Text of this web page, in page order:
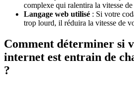
complexe qui ralentira la vitesse
Langage web utilisé : Si votre
trop lourd, il réduira la vitesse de
Comment déterminer si
internet est entrain de
?